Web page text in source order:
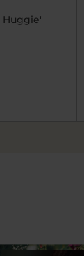
Huggie'